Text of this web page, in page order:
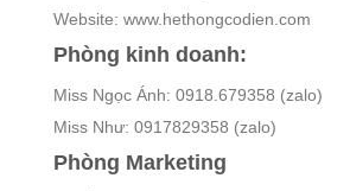
Website: www.hethongcodien.com
Phòng kinh doanh:
Miss Ngọc Ánh: 0918.679358 (zalo)
Miss Như: 0917829358 (zalo)
Phòng Marketing